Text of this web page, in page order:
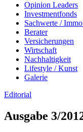
Opinion Leaders
Investmentfonds
Sachwerte /
Berater
Versicherungen
Wirtschaft
Nachhaltigkeit
Lifestyle / Kunst
Galerie
Editorial
Ausgabe 3/